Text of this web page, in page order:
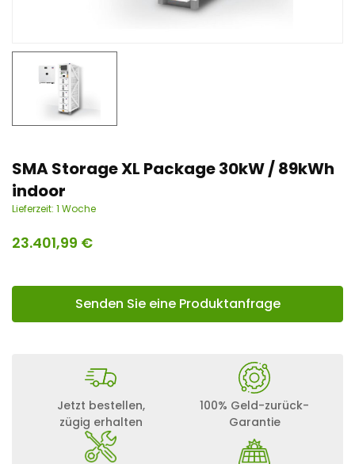
SMA Storage XL Package 30kW / 89kWh
indoor
Lieferzeit: 1 Woche
23.401,99 €
Senden Sie eine Produktanfrage
Jetzt bestellen,
zügig erhalten
100% Geld-zurück-
Garantie